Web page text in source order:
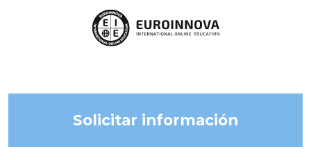
Solicitar información